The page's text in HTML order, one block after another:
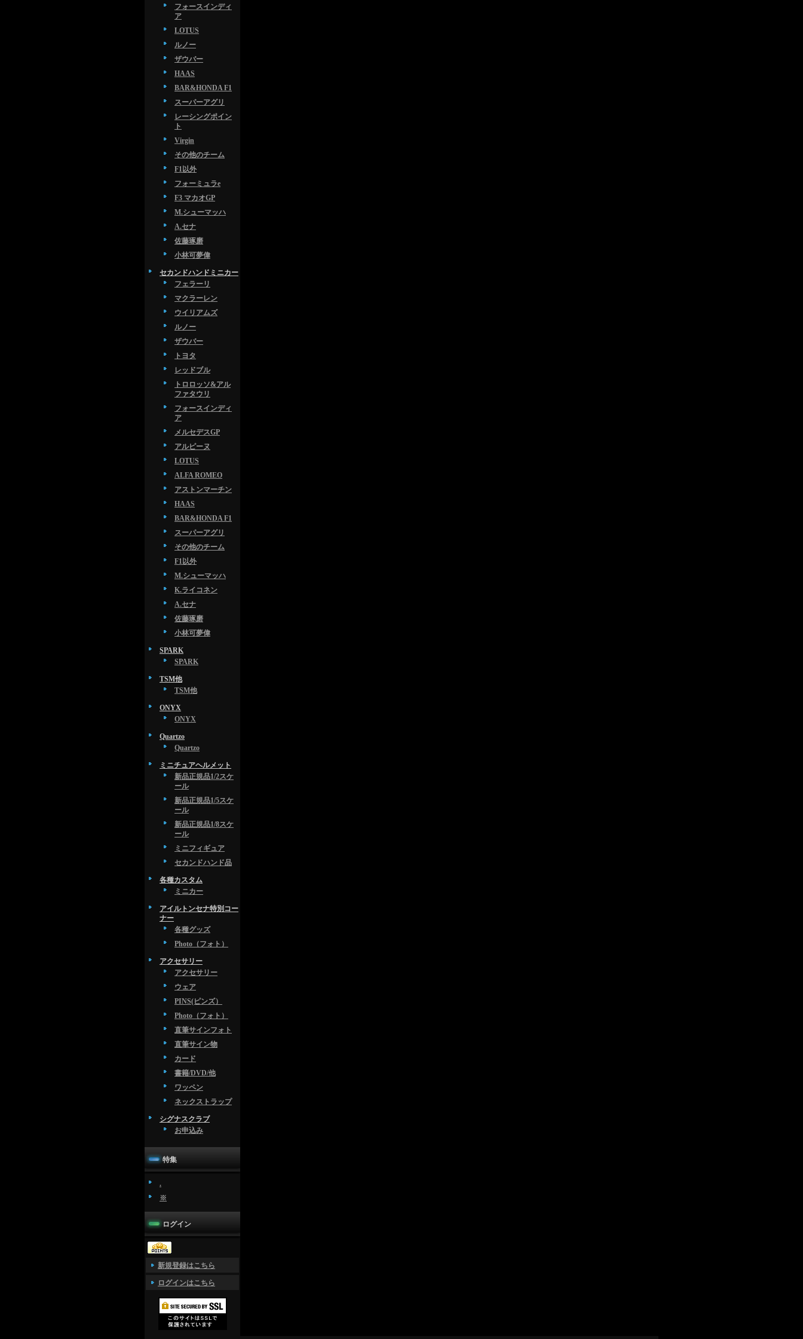
フォースインディ
ア
LOTUS
ルノー
ザウバー
HAAS
BAR&HONDA F1
スーパーアグリ
レーシングポイン
ト
Virgin
その他のチーム
F1以外
フォーミュラe
F3 マカオGP
M.シューマッハ
A.セナ
佐藤琢磨
小林可夢偉
セカンドハンドミニカー
フェラーリ
マクラーレン
ウイリアムズ
ルノー
ザウバー
トヨタ
レッドブル
トロロッソ&アル
ファタウリ
フォースインディ
ア
メルセデスGP
アルピーヌ
LOTUS
ALFA ROMEO
アストンマーチン
HAAS
BAR&HONDA F1
スーパーアグリ
その他のチーム
F1以外
M.シューマッハ
K.ライコネン
A.セナ
佐藤琢磨
小林可夢偉
SPARK
SPARK
TSM他
TSM他
ONYX
ONYX
Quartzo
Quartzo
ミニチュアヘルメット
新品正規品1/2スケ
ール
新品正規品1/5スケ
ール
新品正規品1/8スケ
ール
ミニフィギュア
セカンドハンド品
各種カスタム
ミニカー
アイルトンセナ特別コー
ナー
各種グッズ
Photo（フォト）
アクセサリー
アクセサリー
ウェア
PINS(ピンズ）
Photo（フォト）
直筆サインフォト
直筆サイン物
カード
書籍/DVD/他
ワッペン
ネックストラップ
シグナスクラブ
お申込み
特集
.
※
ログイン
新規登録はこちら
ログインはこちら